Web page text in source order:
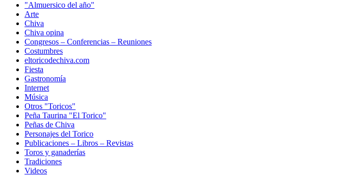
"Almuersico del año"
Arte
Chiva
Chiva opina
Congresos – Conferencias – Reuniones
Costumbres
eltoricodechiva.com
Fiesta
Gastronomía
Internet
Música
Otros "Toricos"
Peña Taurina "El Torico"
Peñas de Chiva
Personajes del Torico
Publicaciones – Libros – Revistas
Toros y ganaderías
Tradiciones
Videos